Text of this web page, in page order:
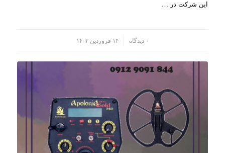
این شرکت در …
۰ دیدگاه ۱۴ فروردین ۱۴۰۲